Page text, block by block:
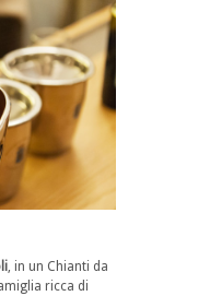
, in un Chianti da
ricca di